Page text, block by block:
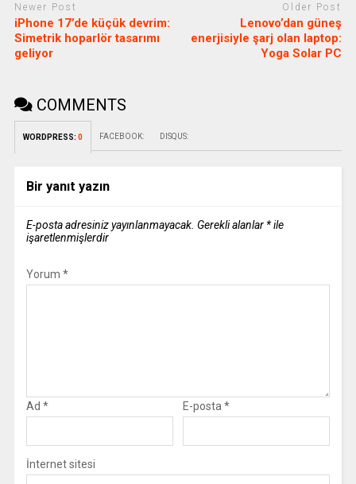
Newer Post
iPhone 17’de küçük devrim:
Simetrik hoparlör tasarımı
geliyor
Older Post
Lenovo’dan güneş
enerjisiyle şarj olan laptop:
Yoga Solar PC
COMMENTS
WORDPRESS: 0 FACEBOOK: DISQUS:
Bir yanıt yazın
E-posta adresiniz yayınlanmayacak. Gerekli alanlar *ile
işaretlenmişlerdir
Yorum *
Ad * E-posta*
İnternet sitesi